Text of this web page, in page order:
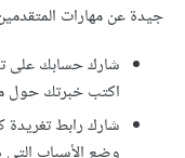
جيدة عن مهارات
شارك حسابك على
اكتب خبرتك حول منصة
شارك رابط